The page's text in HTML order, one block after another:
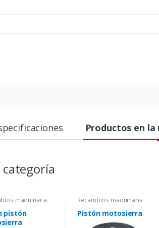
Productos en
maquinaria
pistón
Recambios maquinaria
Pistón motosierra